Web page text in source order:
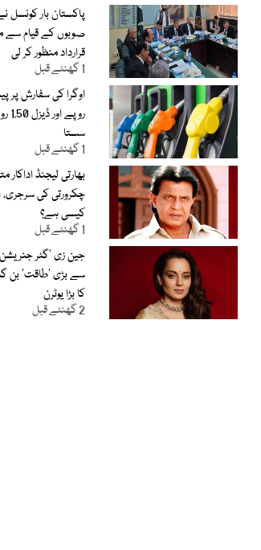
پاکستان بار کونسل
صوبوں کے قیام سے
قرارداد منظور کر لی
1 گھنٹے قبل
سستا
1 گھنٹے قبل
بھارتی لیجنڈ اداکار
چکرورتی کی
کیسی ہے؟
1 گھنٹے قبل
جین زی ’گٹر
سے بڑی ’طاقت‘ بن
کا بڑا یوٹرن
2 گھنٹے قبل